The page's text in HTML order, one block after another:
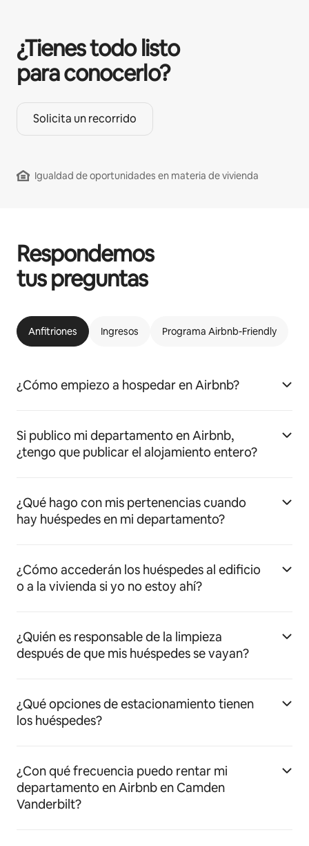
¿Tienes todo listo
para conocerlo?
Solicita un recorrido
Igualdad de oportunidades en materia de vivienda
Respondemos
tus preguntas
Anfitriones Ingresos Programa Airbnb-Friendly
¿Cómo empiezo a hospedar en Airbnb?
Si publico mi departamento en Airbnb,
¿tengo que publicar el alojamiento entero?
¿Qué hago con mis pertenencias cuando
hay huéspedes en mi departamento?
¿Cómo accederán los huéspedes al edificio
o a la vivienda si yo no estoy ahí?
¿Quién es responsable de la limpieza
después de que mis huéspedes se vayan?
¿Qué opciones de estacionamiento tienen
los huéspedes?
¿Con qué frecuencia puedo rentar mi
departamento en Airbnb en Camden
Vanderbilt?